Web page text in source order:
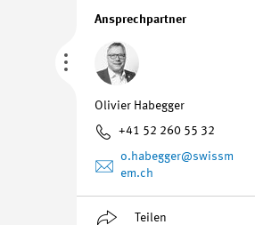
Ansprechpartner
Olivier Habegger
+41 52 260 55 32
o.habegger@swissm
em.ch
Teilen